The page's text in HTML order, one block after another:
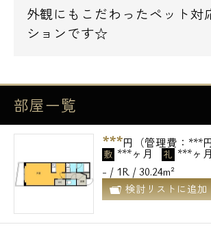
外観にもこだわったペット対
ションです☆
部屋一覧
***円（管理費：***円
敷 ***ヶ月 礼 ***ヶ月
- / 1R / 30.24m²
検討リストに追加